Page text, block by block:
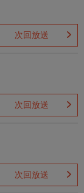
次回放送
次回放送
次回放送